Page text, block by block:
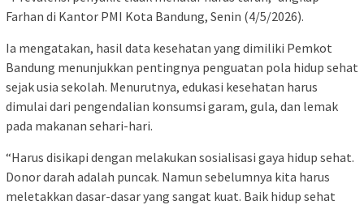
Farhan di Kantor PMI Kota Bandung, Senin (4/5/2026).
Ia mengatakan, hasil data kesehatan yang dimiliki Pemkot
Bandung menunjukkan pentingnya penguatan pola hidup sehat
sejak usia sekolah. Menurutnya, edukasi kesehatan harus
dimulai dari pengendalian konsumsi garam, gula, dan lemak
pada makanan sehari-hari.
“Harus disikapi dengan melakukan sosialisasi gaya hidup sehat.
Donor darah adalah puncak. Namun sebelumnya kita harus
meletakkan dasar-dasar yang sangat kuat. Baik hidup sehat